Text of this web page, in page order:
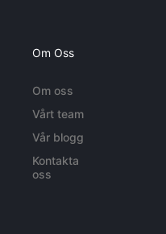
Om Oss
Om oss
Vårt team
Vår blogg
Kontakta
oss